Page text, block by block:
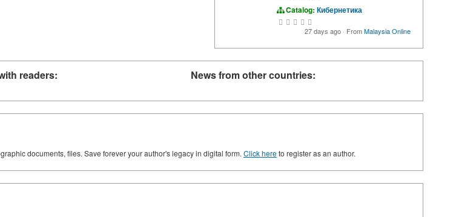
Catalog: Кибернетика
27 days ago · FromMalaysia Online
readers: News from other countries:
documents, files. Save forever your author's legacy in digital form. Click hereto register as an author.